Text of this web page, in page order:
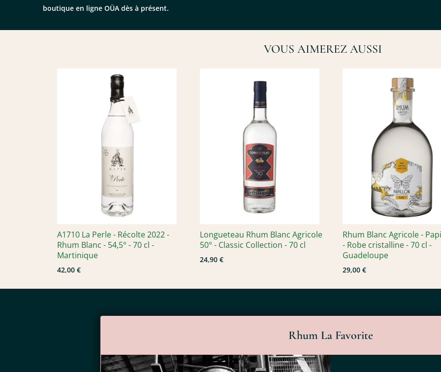
boutique en ligne OÜA dès à présent.
VOUS AIMEREZ AUSSI
A1710 La Perle - Récolte 2022 -
Rhum Blanc - 54,5° - 70 cl -
Martinique
42,00 €
Longueteau Rhum Blanc Agricole
50° - Classic Collection - 70 cl
24,90 €
Rhum Blanc Agricole -
- Robe cristalline - 70 cl -
Guadeloupe
29,00 €
Rhum La Favorite